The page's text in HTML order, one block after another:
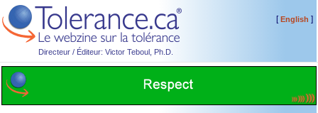
Directeur / Éditeur: Victor Teboul, Ph.D.
[English ]